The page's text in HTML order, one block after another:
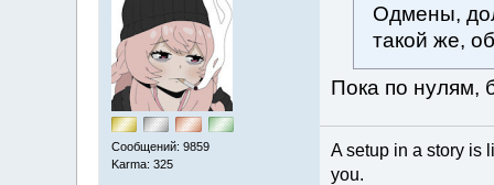
Сообщений: 9859
Karma: 325
Одмены,
такой же,
Пока по нулям,
A setup in a story is
you.